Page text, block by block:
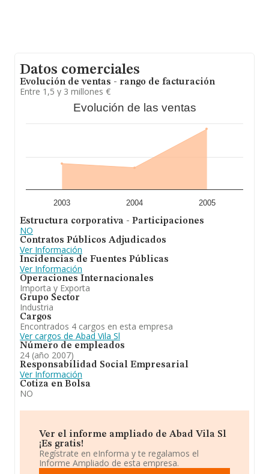
Datos comerciales
Evolución de ventas - rango de facturación
Entre 1,5 y 3 millones €
Evolución de las ventas
2003 2004 2005
Estructura corporativa - Participaciones
NO
Contratos Públicos Adjudicados
Ver Información
Incidencias de Fuentes Públicas
Ver Información
Operaciones Internacionales
Importa y Exporta
Grupo Sector
Industria
Cargos
Encontrados 4 cargos en esta empresa
Ver cargos de Abad Vila Sl
Número de empleados
24 (año 2007)
Responsabilidad Social Empresarial
Ver Información
Cotiza en Bolsa
NO
Ver el informe ampliado de Abad Vila Sl
¡Es gratis!
Regístrate en eInforma y te regalamos el
Informe Ampliado de esta empresa.